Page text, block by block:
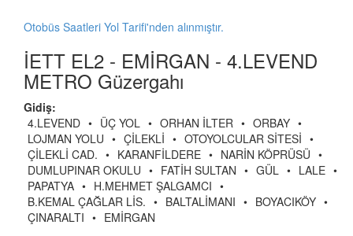
Otobüs Saatleri Yol Tarifi'nden alınmıştır.
İETT EL2 - EMİRGAN - 4.LEVEND
METRO Güzergahı
Gidiş:
4.LEVEND • ÜÇ YOL • ORHAN İLTER • ORBAY •
LOJMAN YOLU • ÇİLEKLİ • OTOYOLCULAR SİTESİ •
ÇİLEKLİ CAD. • KARANFİLDERE • NARİN KÖPRÜSÜ •
DUMLUPINAR OKULU • FATİH SULTAN • GÜL • LALE •
PAPATYA • H.MEHMET ŞALGAMCI •
B.KEMAL ÇAĞLAR LİS. • BALTALİMANI • BOYACIKÖY •
ÇINARALTI • EMİRGAN